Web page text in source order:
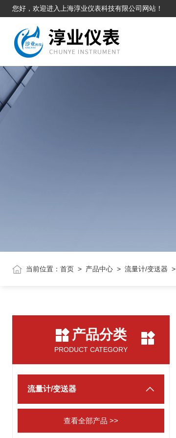
您好，欢迎进入上海淳业仪表科技有限公司网站！
当前位置： 首页 > 产品中心 > 流量计/变送器 >
产品分类
PRODUCT CATEGORY
流量计/变送器
查看全部产品 >>